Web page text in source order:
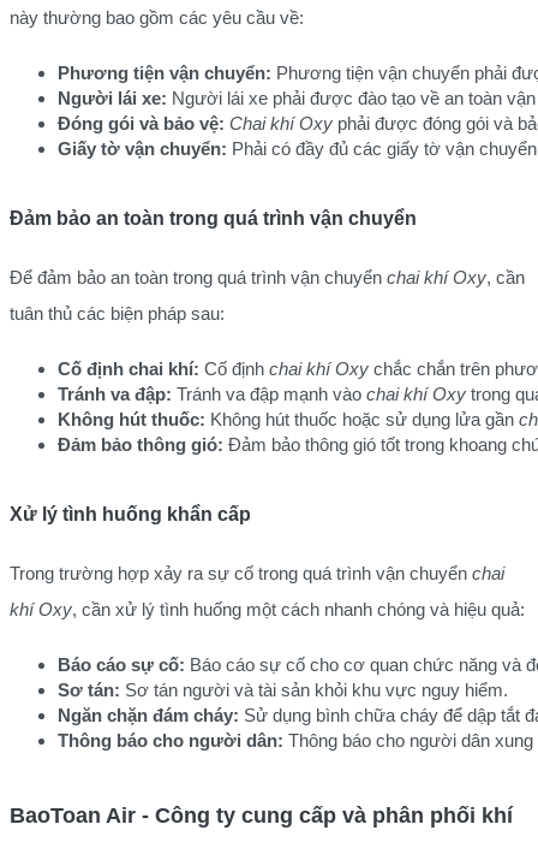
này thường bao gồm các yêu cầu về:
Phương tiện vận chuyển: Phương tiện vận chuyển phải
Người lái xe: Người lái xe phải được đào tạo về an toàn
Đóng gói và bảo vệ: Chai khí Oxy phải được đóng gói và
Giấy tờ vận chuyển: Phải có đầy đủ các giấy tờ vận
Đảm bảo an toàn trong quá trình vận chuyển
Để đảm bảo an toàn trong quá trình vận chuyển chai khí Oxy, cần
tuân thủ các biện pháp sau:
Cố định chai khí: Cố định chai khí Oxy chắc chắn trên
Tránh va đập: Tránh va đập mạnh vào chai khí Oxy trong
Không hút thuốc: Không hút thuốc hoặc sử dụng lửa gần
Đảm bảo thông gió: Đảm bảo thông gió tốt trong khoang
Xử lý tình huống khẩn cấp
Trong trường hợp xảy ra sự cố trong quá trình vận chuyển chai
khí Oxy, cần xử lý tình huống một cách nhanh chóng và hiệu quả:
Báo cáo sự cố: Báo cáo sự cố cho cơ quan chức năng và
Sơ tán: Sơ tán người và tài sản khỏi khu vực nguy hiểm.
Ngăn chặn đám cháy: Sử dụng bình chữa cháy để dập tắt
Thông báo cho người dân: Thông báo cho người dân
BaoToan Air - Công ty cung cấp và phân phối khí